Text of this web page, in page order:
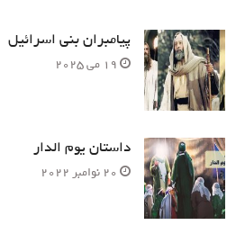
پیامبران بنی اسرائیل
19 می 2025
داستان یوم الدار
20 نوامبر 2022